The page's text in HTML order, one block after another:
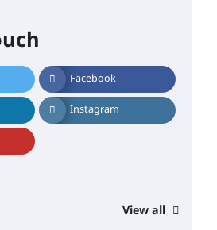
Facebook
Instagram
View all